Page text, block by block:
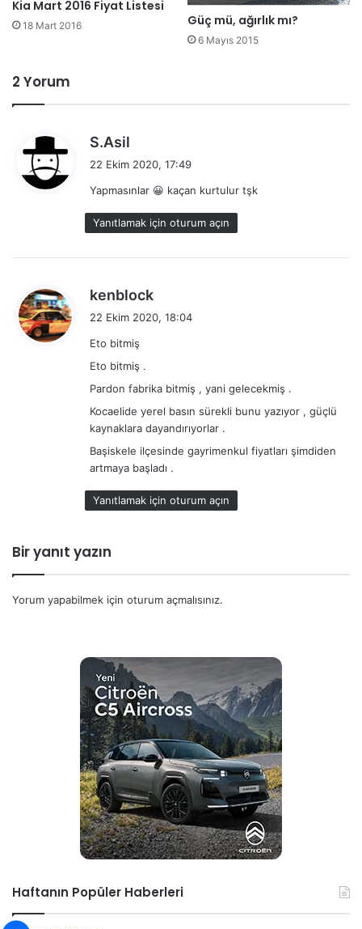
Kia Mart 2016 Fiyat Listesi
18 Mart 2016 Güç mü, ağırlık mı?
6 Mayıs 2015
2 Yorum
S.Asil
i
k
i
22 Ekim 2020, 17:49
Yapmasınlar 😀 kaçan kurtulur tşk
Yanıtlamak için oturum açın
kenblock
i
22 Ekim 2020, 18:04
Eto bitmiş
Eto bitmiş .
Pardon fabrika bitmiş , yani gelecekmiş .
Kocaelide yerel basın sürekli bunu yazıyor , güçlü
kaynaklara dayandırıyorlar .
Başiskele ilçesinde gayrimenkul fiyatları şimdiden
artmaya başladı .
Yanıtlamak için oturum açın
Bir yanıt yazın
Yorum yapabilmek için oturum açmalısınız.
Haftanın Popüler Haberleri